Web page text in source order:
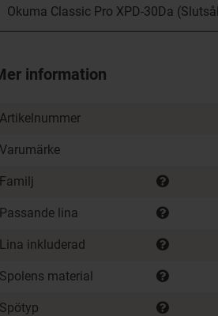
information
Artikelnummer
Varumärke
Familj
Passande lina
Lina inkluderad
Spolens material
Spötyp